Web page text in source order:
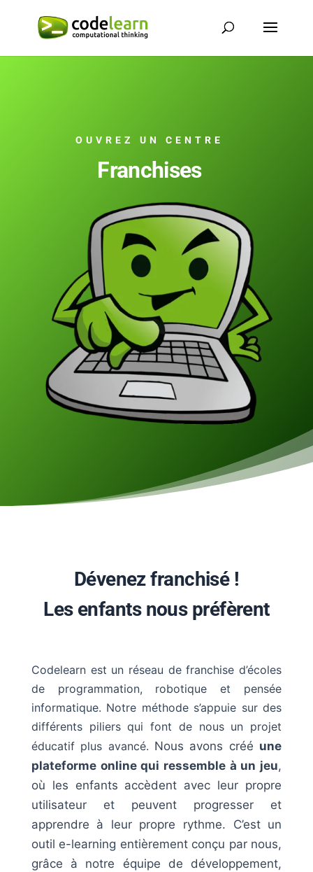
OUVREZ UN CENTRE
Franchises
Dévenez franchisé !
Les enfants nous préfèrent
Codelearn est un réseau de franchise d’écoles
de programmation, robotique et pensée
informatique. Notre méthode s’appuie sur des
différents piliers qui font de nous un projet
éducatif plus avancé. Nous avons créé une
plateforme online qui ressemble à un jeu,
où les enfants accèdent avec leur propre
utilisateur et peuvent progresser et
apprendre à leur propre rythme. C’est un
outil e-learning entièrement conçu par nous,
grâce à notre équipe de développement,